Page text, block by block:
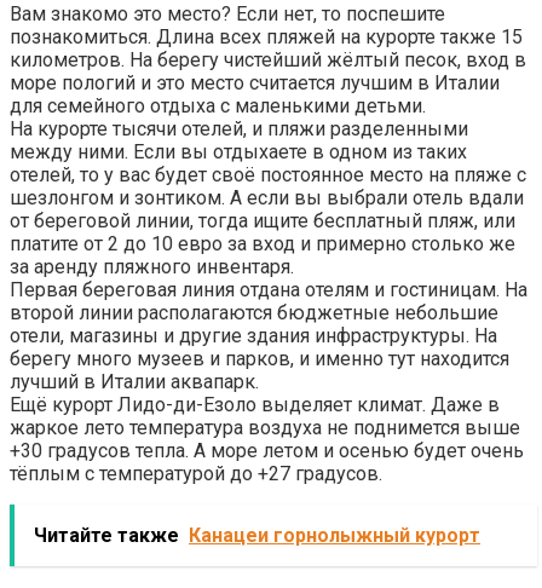
Вам знакомо это место? Если нет, то поспешите
познакомиться. Длина всех пляжей на курорте также 15
километров. На берегу чистейший жёлтый песок, вход в
море пологий и это место считается лучшим в Италии
для семейного отдыха с маленькими детьми.
На курорте тысячи отелей, и пляжи разделенными
между ними. Если вы отдыхаете в одном из таких
отелей, то у вас будет своё постоянное место на пляже с
шезлонгом и зонтиком. А если вы выбрали отель вдали
от береговой линии, тогда ищите бесплатный пляж, или
платите от 2 до 10 евро за вход и примерно столько же
за аренду пляжного инвентаря.
Первая береговая линия отдана отелям и гостиницам. На
второй линии располагаются бюджетные небольшие
отели, магазины и другие здания инфраструктуры. На
берегу много музеев и парков, и именно тут находится
лучший в Италии аквапарк.
Ещё курорт Лидо-ди-Езоло выделяет климат. Даже в
жаркое лето температура воздуха не поднимется выше
+30 градусов тепла. А море летом и осенью будет очень
тёплым с температурой до +27 градусов.
Читайте также Канацеи горнолыжный курорт